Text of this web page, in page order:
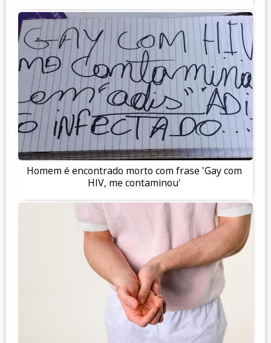
Homem é encontrado morto com frase 'Gay com
HIV, me contaminou'